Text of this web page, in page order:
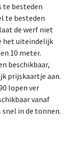
te besteden
te besteden
de werf niet
het uiteindelijk
10 meter.
beschikbaar,
prijskaartje aan.
lopen ver
vanaf
snel in de tonnen.